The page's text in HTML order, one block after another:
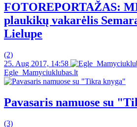
FOTOREPORTAŽAS:
plaukikų vakarėlis
Lielupe
(2)
25. Aug 2017, 14:58
Egle_Mamyciuklubas.lt
Pavasaris namuose su
(3)